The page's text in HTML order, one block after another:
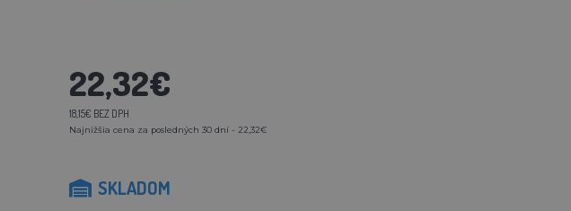
22,32€
18,15€ BEZ DPH
Najnižšia cena za posledných 30 dní - 22,32€
SKLADOM